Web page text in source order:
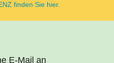
finden Sie hier.
E-Mail an